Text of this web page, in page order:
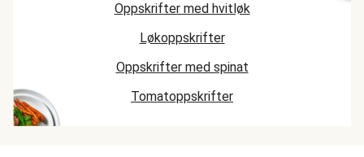
Oppskrifter med hvitløk
Løkoppskrifter
Oppskrifter med spinat
Tomatoppskrifter